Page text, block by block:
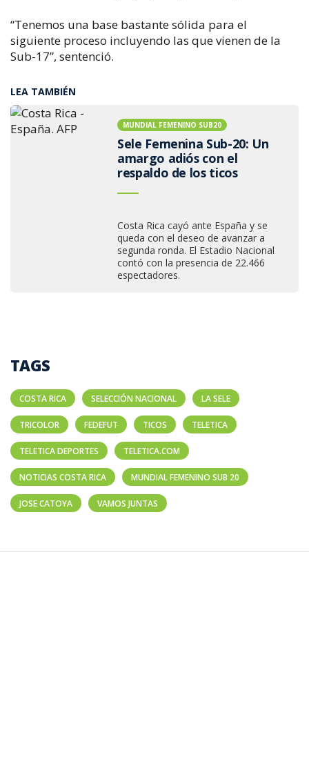
“Tenemos una base bastante sólida para el
siguiente proceso incluyendo las que vienen de la
Sub-17”, sentenció.
LEA TAMBIÉN
MUNDIAL FEMENINO SUB20
Sele Femenina Sub-20: Un
amargo adiós con el
respaldo de los ticos
Costa Rica cayó ante España y se
queda con el deseo de avanzar a
segunda ronda. El Estadio Nacional
contó con la presencia de 22.466
espectadores.
TAGS
COSTA RICA SELECCIÓN NACIONAL LA SELE
TRICOLOR FEDEFUT TICOS TELETICA
TELETICA DEPORTES TELETICA.COM
NOTICIAS COSTA RICA MUNDIAL FEMENINO SUB 20
JOSE CATOYA VAMOS JUNTAS